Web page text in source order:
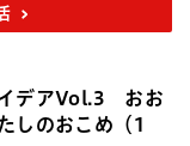
デアVol.3 おお
しのおこめ（1